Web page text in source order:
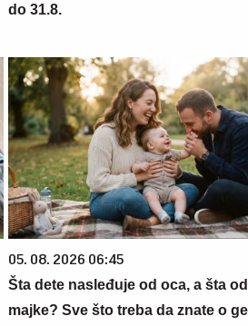
do 31.8.
05. 08. 2026 06:45
Šta dete nasleđuje od oca, a šta od
majke? Sve što treba da znate o